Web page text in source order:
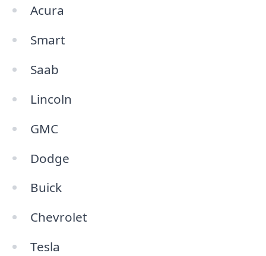
Acura
Smart
Saab
Lincoln
GMC
Dodge
Buick
Chevrolet
Tesla